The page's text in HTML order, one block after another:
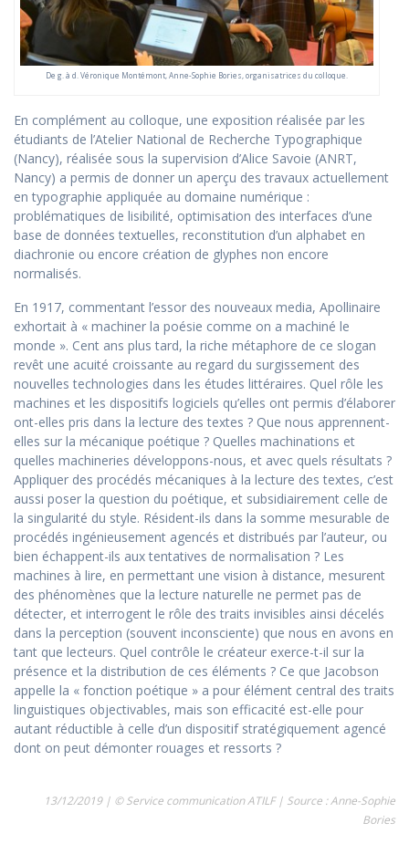
De g. à d. Véronique Montémont, Anne-Sophie Bories, organisatrices du colloque.
En complément au colloque, une exposition réalisée par les
étudiants de l’Atelier National de Recherche Typographique
(Nancy), réalisée sous la supervision d’Alice Savoie (ANRT,
Nancy) a permis de donner un aperçu des travaux actuellement
en typographie appliquée au domaine numérique :
problématiques de lisibilité, optimisation des interfaces d’une
base de données textuelles, reconstitution d’un alphabet en
diachronie ou encore création de glyphes non encore
normalisés.
En 1917, commentant l’essor des nouveaux media, Apollinaire
exhortait à « machiner la poésie comme on a machiné le
monde ». Cent ans plus tard, la riche métaphore de ce slogan
revêt une acuité croissante au regard du surgissement des
nouvelles technologies dans les études littéraires. Quel rôle les
machines et les dispositifs logiciels qu’elles ont permis d’élaborer
ont-elles pris dans la lecture des textes ? Que nous apprennent-
elles sur la mécanique poétique ? Quelles machinations et
quelles machineries développons-nous, et avec quels résultats ?
Appliquer des procédés mécaniques à la lecture des textes, c’est
aussi poser la question du poétique, et subsidiairement celle de
la singularité du style. Résident-ils dans la somme mesurable de
procédés ingénieusement agencés et distribués par l’auteur, ou
bien échappent-ils aux tentatives de normalisation ? Les
machines à lire, en permettant une vision à distance, mesurent
des phénomènes que la lecture naturelle ne permet pas de
détecter, et interrogent le rôle des traits invisibles ainsi décelés
dans la perception (souvent inconsciente) que nous en avons en
tant que lecteurs. Quel contrôle le créateur exerce-t-il sur la
présence et la distribution de ces éléments ? Ce que Jacobson
appelle la « fonction poétique » a pour élément central des traits
linguistiques objectivables, mais son efficacité est-elle pour
autant réductible à celle d’un dispositif stratégiquement agencé
dont on peut démonter rouages et ressorts ?
13/12/2019 | © Service communication ATILF | Source : Anne-Sophie
Bories